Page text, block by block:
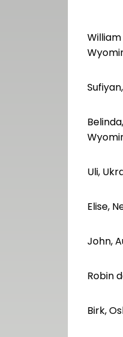
William
Uli,
Elise,
John,
Robin
Birk,